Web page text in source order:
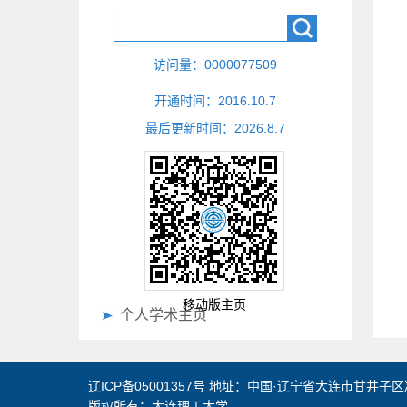
访问量： 0000077509
开通时间： 2016 10 7
最后更新时间： 2026 8 7
移动版主页
个人学术主页
辽ICP备05001357号 地址：中国·辽宁省大连市甘井子